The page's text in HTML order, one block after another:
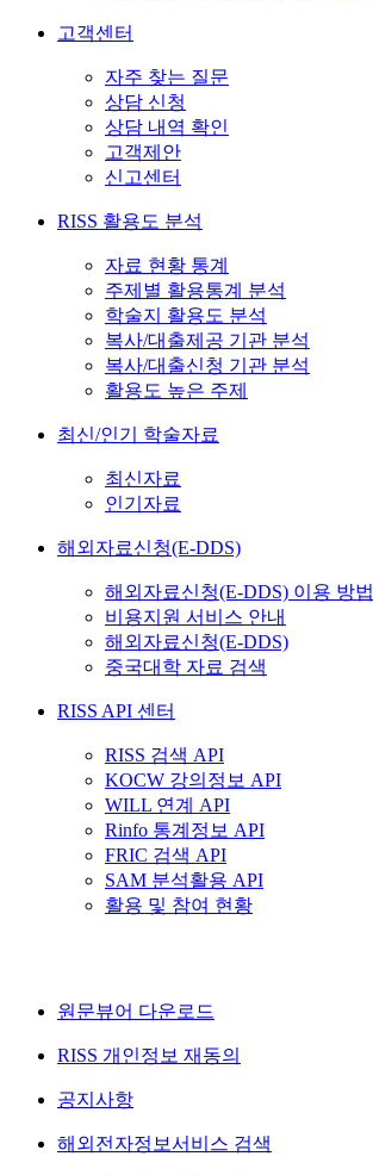
고객센터
자주 찾는 질문
상담 신청
상담 내역 확인
고객제안
신고센터
RISS 활용도 분석
자료 현황 통계
주제별 활용통계 분석
학술지 활용도 분석
복사/대출제공 기관 분석
복사/대출신청 기관 분석
활용도 높은 주제
최신/인기 학술자료
최신자료
인기자료
해외자료신청(E-DDS)
해외자료신청(E-DDS) 이용 방법
비용지원 서비스 안내
해외자료신청(E-DDS)
중국대학 자료 검색
RISS API 센터
RISS 검색 API
KOCW 강의정보 API
WILL 연계 API
Rinfo 통계정보 API
FRIC 검색 API
SAM 분석활용 API
활용 및 참여 현황
원문뷰어 다운로드
RISS 개인정보 재동의
공지사항
해외전자정보서비스 검색